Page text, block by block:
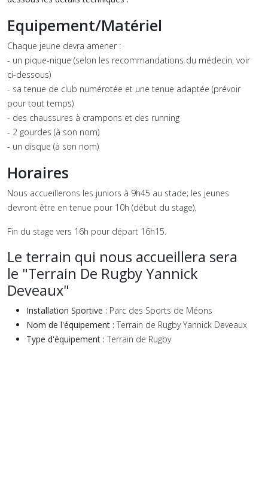
Equipement/Matériel
Chaque jeune devra amener :
- un pique-nique (selon les recommandations du médecin, voir
ci-dessous)
- sa tenue de club numérotée et une tenue adaptée (prévoir
pour tout temps)
- des chaussures à crampons et des running
- 2 gourdes (à son nom)
- un disque (à son nom)
Horaires
Nous accueillerons les juniors à 9h45 au stade; les jeunes
devront être en tenue pour 10h (début du stage).
Fin du stage vers 16h pour départ 16h15.
Le terrain qui nous accueillera sera
le "Terrain De Rugby Yannick
Deveaux"
Installation Sportive : Parc des Sports de Méons
Nom de l'équipement : Terrain de Rugby Yannick Deveaux
Type d'équipement : Terrain de Rugby